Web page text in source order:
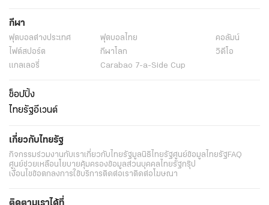
กีฬา
ฟุตบอลต่่างประเทศ ฟุตบอลไทย
คอลัมน์
ไฟต์สปอร์ต
กีฬาโลก
วิดีโอ
แกลเลอรี่
Carabao 7-a-Side Cup
ช็อปปิ้ง
ไทยรัฐอีเวนต์
เกี่ยวกับไทยรัฐ
กิจกรรมร่วมงานกับเราเกี่ยวกับไทยรัฐมูลนิธิไทยรัฐศูนย์ข้อมูลไทยรัฐFAQ
ศูนย์ช่วยเหลือนโยบายคุ้มครองข้อมูลส่วนบุคคลไทยรัฐกรุ๊ป
เงื่อนไขข้อตกลงการใช้บริการติดต่อเราติดต่อโฆษณา